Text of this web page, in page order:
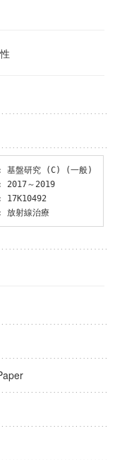
性
基盤研究 (C) (一般)
2017～2019
17K10492
放射線治療